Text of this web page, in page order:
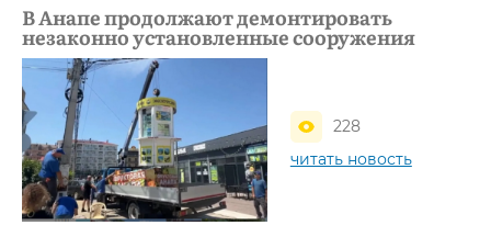
В Анапе продолжают демонтировать
незаконно установленные сооружения
228
читать новость